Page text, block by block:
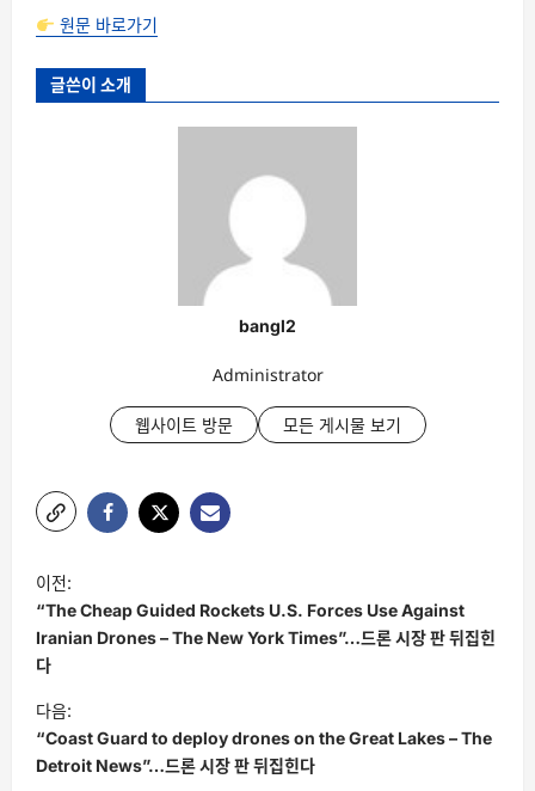
원문 바로가기
글쓴이 소개
bangl2
Administrator
웹사이트 방문 모든 게시물 보기
글
탐
색
이전:
“The Cheap Guided Rockets U.S. Forces Use Against
Iranian Drones – The New York Times”…드론 시장 판 뒤집힌
다
다음:
“Coast Guard to deploy drones on the Great Lakes – The
Detroit News”…드론 시장 판 뒤집힌다